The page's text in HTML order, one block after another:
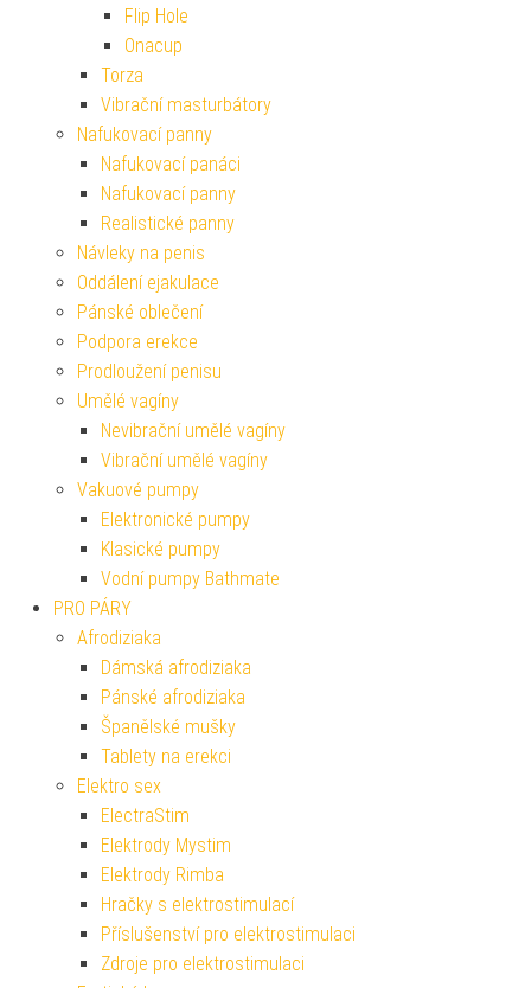
Flip Hole
Onacup
Torza
Vibrační masturbátory
Nafukovací panny
Nafukovací panáci
Nafukovací panny
Realistické panny
Návleky na penis
Oddálení ejakulace
Pánské oblečení
Podpora erekce
Prodloužení penisu
Umělé vagíny
Nevibrační umělé vagíny
Vibrační umělé vagíny
Vakuové pumpy
Elektronické pumpy
Klasické pumpy
Vodní pumpy Bathmate
PRO PÁRY
Afrodiziaka
Dámská afrodiziaka
Pánské afrodiziaka
Španělské mušky
Tablety na erekci
Elektro sex
ElectraStim
Elektrody Mystim
Elektrody Rimba
Hračky s elektrostimulací
Příslušenství pro elektrostimulaci
Zdroje pro elektrostimulaci